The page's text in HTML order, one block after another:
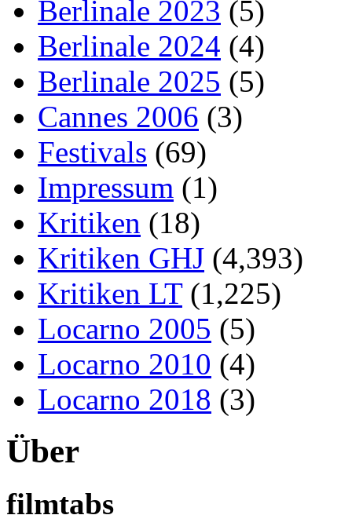
Berlinale 2023 (5)
Berlinale 2024 (4)
Berlinale 2025 (5)
Cannes 2006 (3)
Festivals (69)
Impressum (1)
Kritiken (18)
Kritiken GHJ (4,393)
Kritiken LT(1,225)
Locarno 2005 (5)
Locarno 2010 (4)
Locarno 2018 (3)
Über
filmtabs